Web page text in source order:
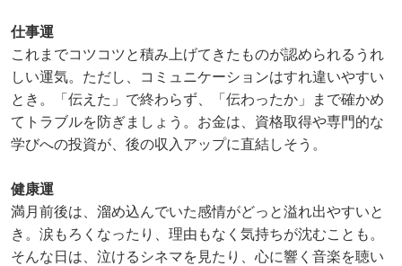
仕事運
これまでコツコツと積み上げてきたものが認められるうれ
しい運気。ただし、コミュニケーションはすれ違いやすい
とき。「伝えた」で終わらず、「伝わったか」まで確かめ
てトラブルを防ぎましょう。お金は、資格取得や専門的な
学びへの投資が、後の収入アップに直結しそう。
健康運
満月前後は、溜め込んでいた感情がどっと溢れ出やすいと
き。涙もろくなったり、理由もなく気持ちが沈むことも。
そんな日は、泣けるシネマを見たり、心に響く音楽を聴い